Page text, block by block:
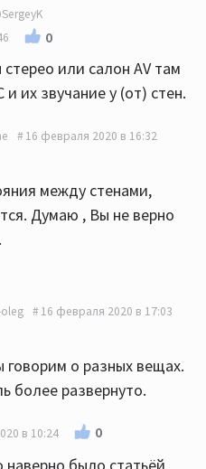
0
или салон AV там
их звучание у (от) стен.
16 февраля 2020 в 16:32
между стенами,
Думаю , Вы не верно
16 февраля 2020 в 17:03
говорим о разных вещах.
более развернуто.
в 10:24 0